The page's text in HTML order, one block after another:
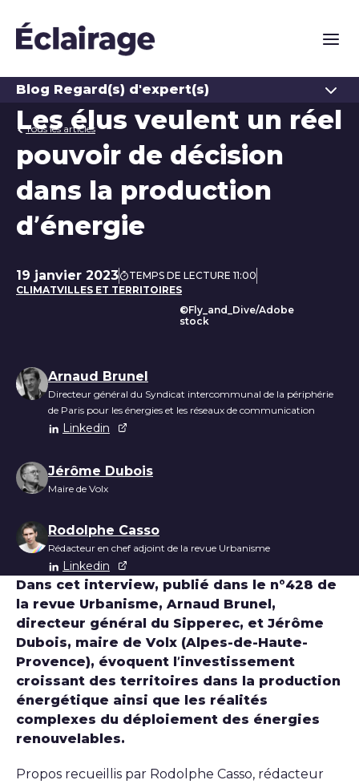
Blog Regard(s) d'expert(s)
Tous les articles
Les élus veulent un réel
pouvoir de décision
dans la production
d’énergie
Date de publication
19 janvier 2023
TEMPS DE LECTURE 11:00
CLIMATVILLES ET TERRITOIRES
©Fly_and_Dive/Adobe
stock
Liste des auteurs
Arnaud Brunel
Directeur général du Syndicat intercommunal de la périphérie
de Paris pour les énergies et les réseaux de communication
Linkedin
Jérôme Dubois
Maire de Volx
Rodolphe Casso
Rédacteur en chef adjoint de la revue Urbanisme
Linkedin
Dans cet interview, publié dans le n°428 de
la revue Urbanisme, Arnaud Brunel,
directeur général du Sipperec, et Jérôme
Dubois, maire de Volx (Alpes-de-Haute-
Provence), évoquent l’investissement
croissant des territoires dans la production
énergétique ainsi que les réalités
complexes du déploiement des énergies
renouvelables.
Propos recueillis par Rodolphe Casso, rédacteur